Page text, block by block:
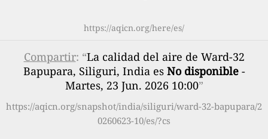
https://aqicn.org/here/es/
Compartir: “La calidad del aire de Ward-32
Bapupara, Siliguri, India es No disponible-
Martes, 23 Jun. 2026 10:00”
https://aqicn.org/snapshot/india/siliguri/ward-32-bapupara/2
0260623-10/es/?cs